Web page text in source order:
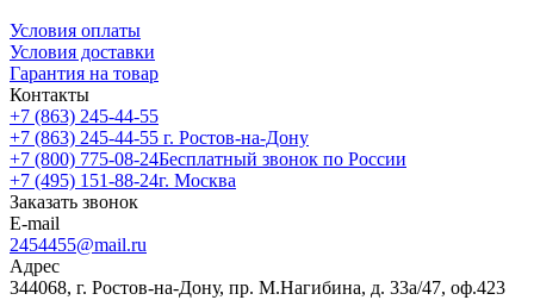
Условия оплаты
Условия доставки
Гарантия на товар
Контакты
+7 (863) 245-44-55
+7 (863) 245-44-55 г. Ростов-на-Дону
+7 (800) 775-08-24Бесплатный звонок по России
+7 (495) 151-88-24г. Москва
Заказать звонок
E-mail
2454455@mail.ru
Адрес
344068, г. Ростов-на-Дону, пр. М.Нагибина, д. 33а/47, оф.423